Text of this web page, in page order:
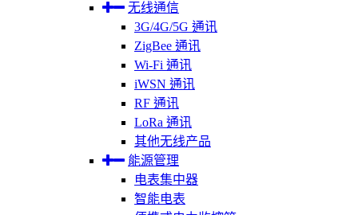
无线通信
3G/4G/5G 通讯
ZigBee 通讯
Wi-Fi 通讯
iWSN 通讯
RF 通讯
LoRa 通讯
其他无线产品
能源管理
电表集中器
智能电表